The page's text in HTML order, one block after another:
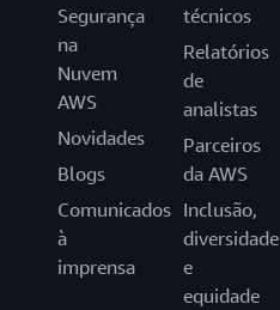
Segurança
na
Nuvem
AWS
Novidades
Blogs
Comunicados
à
imprensa
técnicos
Relatórios
de
analistas
Parceiros
da AWS
Inclusão,
diversidade
e
equidade